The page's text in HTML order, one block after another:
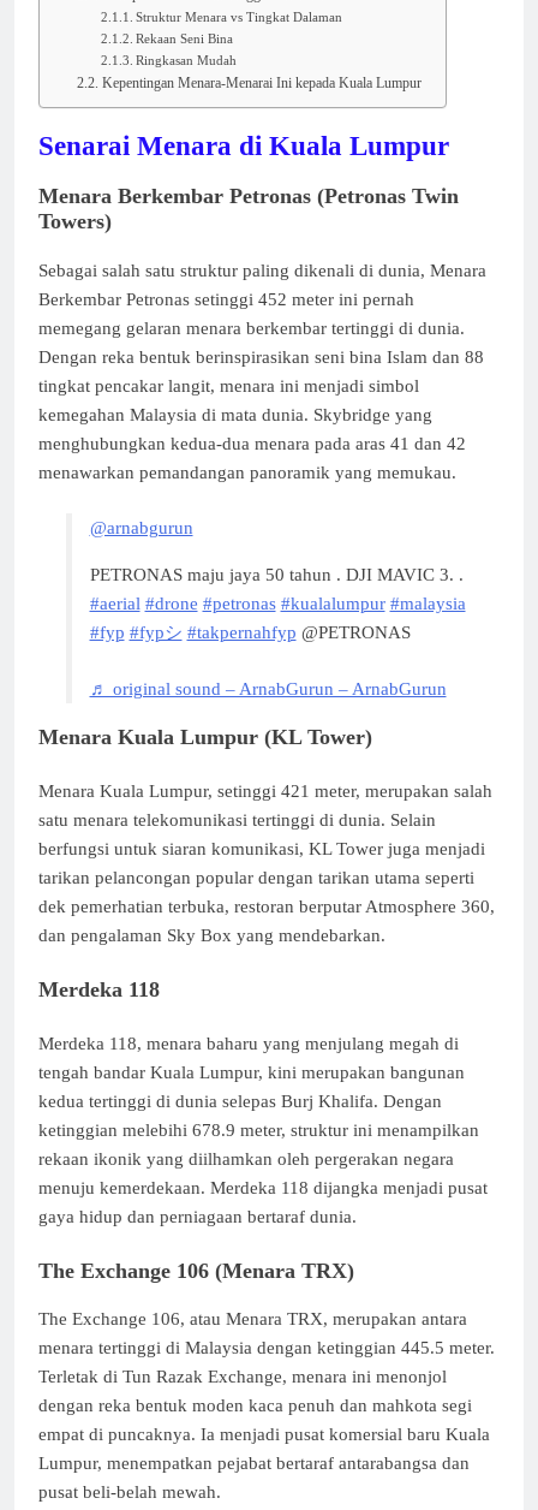
Struktur Menara vs Tingkat Dalaman
Rekaan Seni Bina
Ringkasan Mudah
Kepentingan Menara-Menarai Ini kepada Kuala Lumpur
Senarai Menara di Kuala Lumpur
Menara Berkembar Petronas (Petronas Twin
Towers)
Sebagai salah satu struktur paling dikenali di dunia, Menara
Berkembar Petronas setinggi 452 meter ini pernah
memegang gelaran menara berkembar tertinggi di dunia.
Dengan reka bentuk berinspirasikan seni bina Islam dan 88
tingkat pencakar langit, menara ini menjadi simbol
kemegahan Malaysia di mata dunia. Skybridge yang
menghubungkan kedua-dua menara pada aras 41 dan 42
menawarkan pemandangan panoramik yang memukau.
@arnabgurun
PETRONAS maju jaya 50 tahun . DJI MAVIC 3. .
#aerial #drone #petronas #kualalumpur #malaysia
#fyp #fypシ #takpernahfyp @PETRONAS
♬ original sound – ArnabGurun – ArnabGurun
Menara Kuala Lumpur (KL Tower)
Menara Kuala Lumpur, setinggi 421 meter, merupakan salah
satu menara telekomunikasi tertinggi di dunia. Selain
berfungsi untuk siaran komunikasi, KL Tower juga menjadi
tarikan pelancongan popular dengan tarikan utama seperti
dek pemerhatian terbuka, restoran berputar Atmosphere 360,
dan pengalaman Sky Box yang mendebarkan.
Merdeka 118
Merdeka 118, menara baharu yang menjulang megah di
tengah bandar Kuala Lumpur, kini merupakan bangunan
kedua tertinggi di dunia selepas Burj Khalifa. Dengan
ketinggian melebihi 678.9 meter, struktur ini menampilkan
rekaan ikonik yang diilhamkan oleh pergerakan negara
menuju kemerdekaan. Merdeka 118 dijangka menjadi pusat
gaya hidup dan perniagaan bertaraf dunia.
The Exchange 106 (Menara TRX)
The Exchange 106, atau Menara TRX, merupakan antara
menara tertinggi di Malaysia dengan ketinggian 445.5 meter.
Terletak di Tun Razak Exchange, menara ini menonjol
dengan reka bentuk moden kaca penuh dan mahkota segi
empat di puncaknya. Ia menjadi pusat komersial baru Kuala
Lumpur, menempatkan pejabat bertaraf antarabangsa dan
pusat beli-belah mewah.